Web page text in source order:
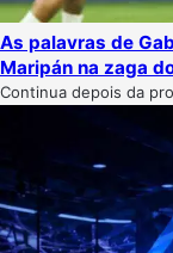
As palavras de
Maripán na zaga
Continua depois da